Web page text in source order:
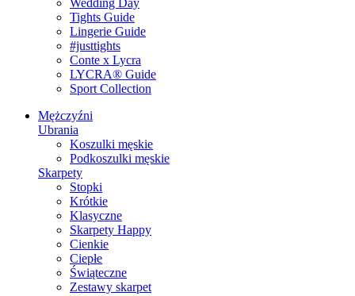
Wedding Day
Tights Guide
Lingerie Guide
#justtights
Conte x Lycra
LYCRA® Guide
Sport Сollection
Mężczyźni
Ubrania
Koszulki męskie
Podkoszulki męskie
Skarpety
Stopki
Krótkie
Klasyczne
Skarpety Happy
Cienkie
Ciepłe
Świąteczne
Zestawy skarpet